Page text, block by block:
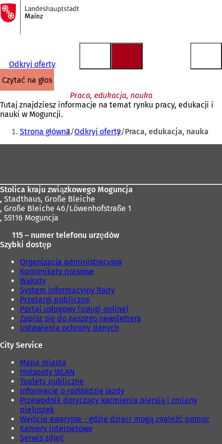
Przejdź do treści
Do
strony
głównej
Odkryj oferty
czytać na głos
Praca, edukacja, nauka
Tutaj znajdziesz informacje na temat rynku pracy, edukacji i
nauki w Moguncji.
Jesteś
tutaj:
Strona główna Odkryj oferty Praca, edukacja, nauka
Stolica kraju związkowego Moguncja
, Stadthaus, Große Bleiche
, Große Bleiche 46/Löwenhofstraße 1
, 55116 Moguncja
115 – numer telefonu urzędów
Szybki dostęp
Organizacja administracyjna
Komunikaty prasowe
Wakaty
System informacyjny Rady
Przetargi publiczne
Portal usługowy (usługi online)
Zapisz się do naszego newslettera
Ustawienia ochrony danych
City Service
Mapa miasta
Hotspoty WLAN
Toalety publiczne
Informacje o rozkładzie jazdy
Przewodnik dotyczący karmienia piersią i zmiany
pieluszek
Wejście awaryjne - gdzie dzieci mogą znaleźć pomoc
Kamery internetowe
Serwis zdjęć